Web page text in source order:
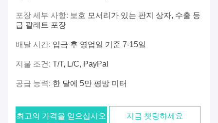
포장 세부 사항: 보호 모서리가 있는 판지 상자, 수출 등
급 팔레트 포장
배달 시간: 입금 후 영업일 기준 7-15일
지불 조건: T/T, L/C, PayPal
공급 능력: 한 달에 5만 평방 미터
최고의 가격을 얻으십시오 지금 챗팅하세요